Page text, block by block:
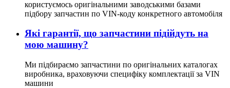
користуємось оригінальними заводськими базами
підбору запчастин по VIN-коду конкретного автомобіля
Які гарантії, що запчастини підійдуть на
мою машину?
Ми підбираємо запчастини по оригінальних каталогах
виробника, враховуючи специфіку комплектації за VIN
машини